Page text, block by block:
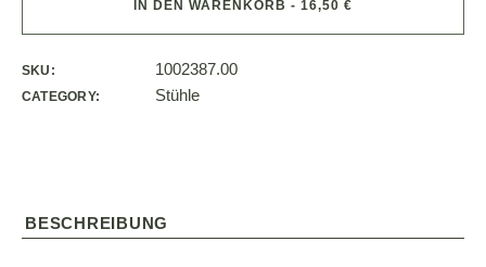
IN DEN WARENKORB - 16,50 €
SKU: 1002387.00
CATEGORY: Stühle
BESCHREIBUNG